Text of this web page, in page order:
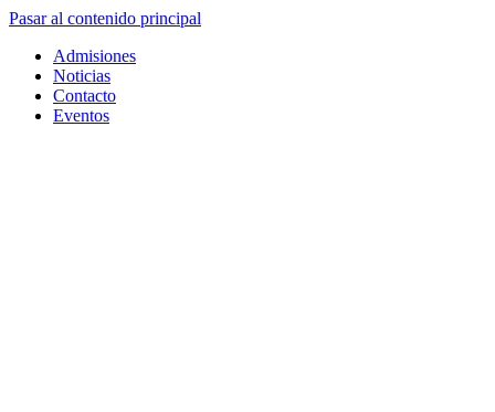
Pasar al contenido principal
Admisiones
Noticias
Contacto
Eventos